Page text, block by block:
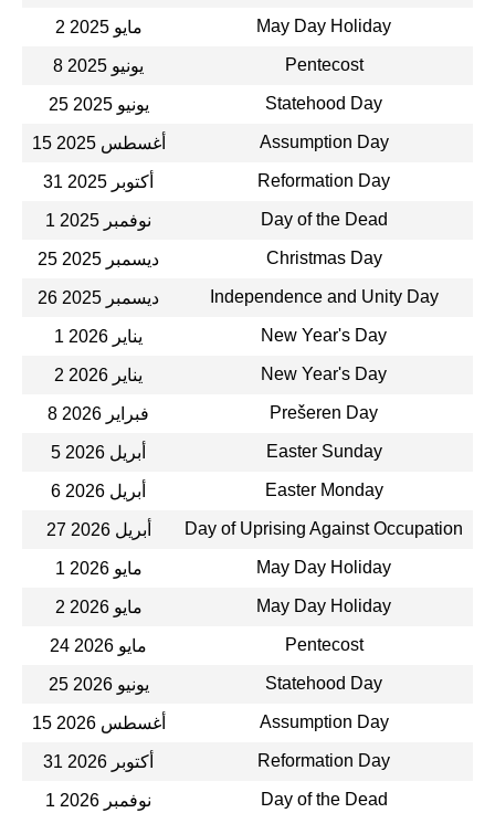
2 مايو 2025 May Day Holiday
8 يونيو 2025 Pentecost
25 يونيو 2025 Statehood Day
15 أغسطس 2025 Assumption Day
31 أكتوبر 2025 Reformation Day
1 نوفمبر 2025 Day of the Dead
25 ديسمبر 2025 Christmas Day
26 ديسمبر 2025 Independence and Unity Day
1 يناير 2026 New Year's Day
2 يناير 2026 New Year's Day
8 فبراير 2026 Prešeren Day
5 أبريل 2026 Easter Sunday
6 أبريل 2026 Easter Monday
27 أبريل 2026 Day of Uprising Against Occupation
1 مايو 2026 May Day Holiday
2 مايو 2026 May Day Holiday
24 مايو 2026 Pentecost
25 يونيو 2026 Statehood Day
15 أغسطس 2026 Assumption Day
31 أكتوبر 2026 Reformation Day
1 نوفمبر 2026 Day of the Dead